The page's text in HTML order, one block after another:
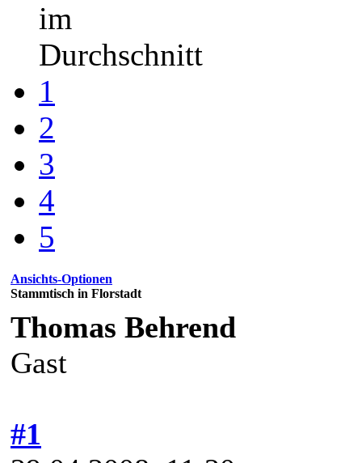
im
Durchschnitt
1
2
3
4
5
Ansichts-Optionen
Stammtisch in Florstadt
Thomas Behrend
Gast
#1